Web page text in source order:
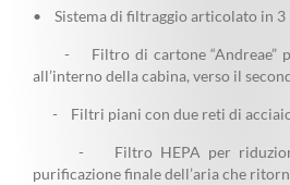
• Sistema di filtraggio articolato in 3
- Filtro di cartone “Andreae”
all’interno della cabina, verso il
- Filtri piani con due reti di
- Filtro HEPA per riduzione
purificazione finale dell’aria che